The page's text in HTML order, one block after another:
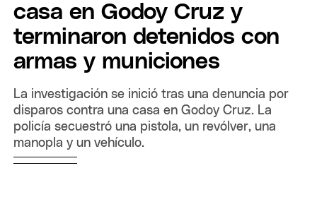
casa en Godoy Cruz y
terminaron detenidos con
armas y municiones
La investigación se inició tras una denuncia por
disparos contra una casa en Godoy Cruz. La
policía secuestró una pistola, un revólver, una
manopla y un vehículo.